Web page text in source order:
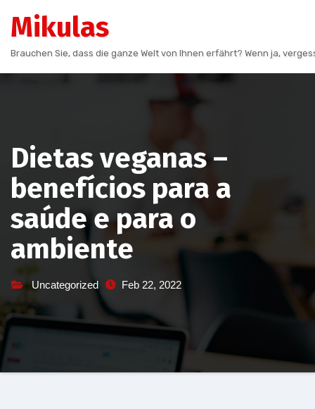
content
Mikulas
Brauchen Sie, dass die ganze Welt von Ihnen erfährt? Wenn ja,
Dietas veganas –
benefícios para a
saúde e para o
ambiente
Uncategorized Feb 22, 2022